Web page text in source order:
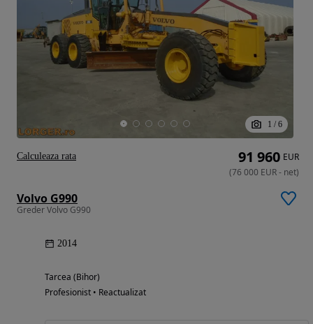
1 / 6
Volvo G990
Greder Volvo G990
2014
Tarcea (Bihor)
Profesionist • Reactualizat
91 960 EUR
(76 000 EUR- net)
Calculeaza rata